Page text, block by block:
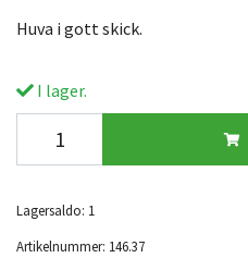
Huva i gott skick.
I lager.
Lagersaldo: 1
Artikelnummer: 146.37